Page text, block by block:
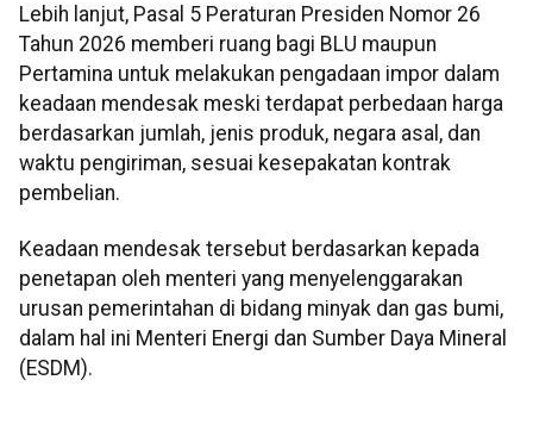
Lebih lanjut, Pasal 5 Peraturan Presiden Nomor 26
Tahun 2026 memberi ruang bagi BLU maupun
Pertamina untuk melakukan pengadaan impor dalam
keadaan mendesak meski terdapat perbedaan harga
berdasarkan jumlah, jenis produk, negara asal, dan
waktu pengiriman, sesuai kesepakatan kontrak
pembelian.
Keadaan mendesak tersebut berdasarkan kepada
penetapan oleh menteri yang menyelenggarakan
urusan pemerintahan di bidang minyak dan gas bumi,
dalam hal ini Menteri Energi dan Sumber Daya Mineral
(ESDM).